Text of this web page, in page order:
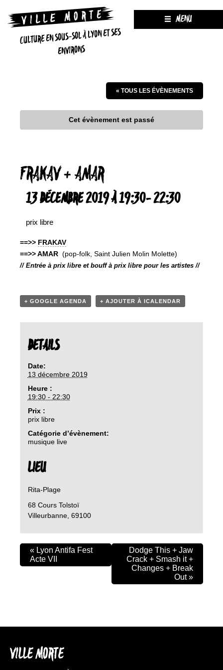
CULTURE EN SOUS-SOL À LYON ET SES
ENVIRONS
MENU
« TOUS LES ÉVÈNEMENTS
Cet évènement est passé
FRAKAV + AMAR
13 DÉCEMBRE 2019 À 19:30-22:30
prix libre
==>> FRAKAV
==>> AMAR (pop-folk, Saint Julien Molin Molette)
// Entrée à prix libre et bouff à prix libre pour les artistes //
+ GOOGLE AGENDA + AJOUTER À ICALENDAR
DETAILS
Date:
13 décembre 2019
Heure :
19:30 - 22:30
Prix :
prix libre
Catégorie d’évènement:
musique live
LIEU
Rita-Plage
68 Cours Tolstoï
Villeurbanne, 69100
« Lyon Antifa Fest
Acte VII
Dodge This + Jaw
Crack + Smash it +
Changes + Break
Out»
VILLE MORTE